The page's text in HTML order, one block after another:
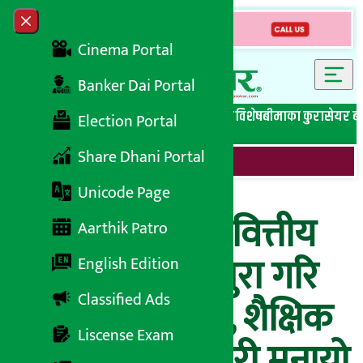
Skip to content
Close menu
Cinema Portal
Banker Dai Portal
Election Portal
Share Dhani Portal
Unicode Page
Aarthik Patro
English Edition
Classified Ads
Liscense Exam
सबै समाचारबेथिति मुर्दाबादबैंकिङ विशेष लघुवित्त विशेषबीमाका कुरासेयर
गणपति लघुवित्त वित्तीय
संस्था पाँचौ वर्ष पुरा गरि
छैठौ वर्षमा प्रवेश, शैक्षिक